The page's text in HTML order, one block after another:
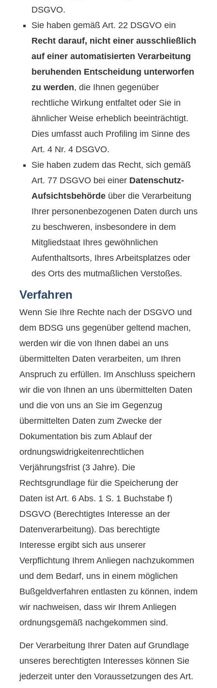
DSGVO.
Sie haben gemäß Art. 22 DSGVO ein
Recht darauf, nicht einer ausschließlich
auf einer automatisierten Verarbeitung
beruhenden Entscheidung unterworfen
zu werden, die Ihnen gegenüber
rechtliche Wirkung entfaltet oder Sie in
ähnlicher Weise erheblich beeinträchtigt.
Dies umfasst auch Profiling im Sinne des
Art. 4 Nr. 4 DSGVO.
Sie haben zudem das Recht, sich gemäß
Art. 77 DSGVO bei einer Datenschutz-
Aufsichtsbehörde über die Verarbeitung
Ihrer personenbezogenen Daten durch uns
zu beschweren, insbesondere in dem
Mitgliedstaat Ihres gewöhnlichen
Aufenthaltsorts, Ihres Arbeitsplatzes oder
des Orts des mutmaßlichen Verstoßes.
Verfahren
Wenn Sie Ihre Rechte nach der DSGVO und
dem BDSG uns gegenüber geltend machen,
werden wir die von Ihnen dabei an uns
übermittelten Daten verarbeiten, um Ihren
Anspruch zu erfüllen. Im Anschluss speichern
wir die von Ihnen an uns übermittelten Daten
und die von uns an Sie im Gegenzug
übermittelten Daten zum Zwecke der
Dokumentation bis zum Ablauf der
ordnungswidrigkeitenrechtlichen
Verjährungsfrist (3 Jahre). Die
Rechtsgrundlage für die Speicherung der
Daten ist Art. 6 Abs. 1 S. 1 Buchstabe f)
DSGVO (Berechtigtes Interesse an der
Datenverarbeitung). Das berechtigte
Interesse ergibt sich aus unserer
Verpflichtung Ihrem Anliegen nachzukommen
und dem Bedarf, uns in einem möglichen
Bußgeldverfahren entlasten zu können, indem
wir nachweisen, dass wir Ihrem Anliegen
ordnungsgemäß nachgekommen sind.
Der Verarbeitung Ihrer Daten auf Grundlage
unseres berechtigten Interesses können Sie
jederzeit unter den Voraussetzungen des Art.